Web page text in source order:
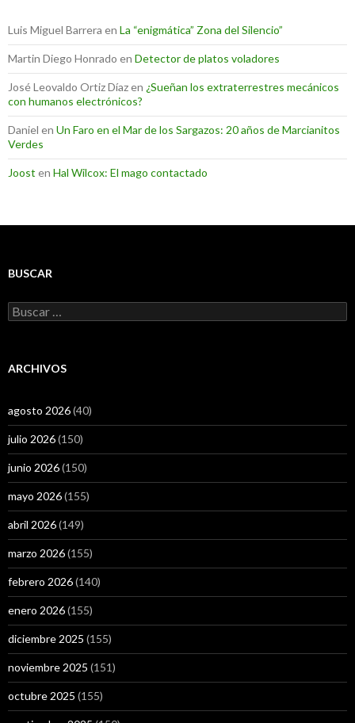
Luis Miguel Barrera en La “enigmática” Zona del Silencio”
Martin Diego Honrado en Detector de platos voladores
José Leovaldo Ortiz Díazen ¿Sueñan los extraterrestres mecánicos
con humanos electrónicos?
Daniel en Un Faro en el Mar de los Sargazos: 20 años de Marcianitos
Verdes
Joost en Hal Wilcox: El mago contactado
BUSCAR
Buscar:
ARCHIVOS
agosto 2026(40)
julio 2026(150)
junio 2026(150)
mayo 2026(155)
abril 2026(149)
marzo 2026(155)
febrero 2026(140)
enero 2026(155)
diciembre 2025 (155)
noviembre 2025 (151)
octubre 2025 (155)